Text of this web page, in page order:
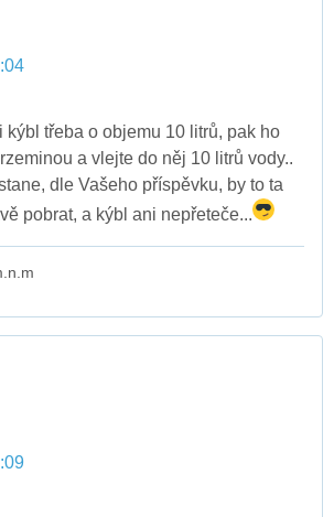
kýbl třeba o objemu 10 litrů, pak ho
a vlejte do něj 10 litrů vody..
dle Vašeho příspěvku, by to ta
pobrat, a kýbl ani nepřeteče...